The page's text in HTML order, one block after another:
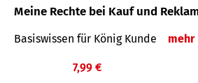
Meine Rechte bei Kauf und
Basiswissen für König Kunde mehr
7,99 €